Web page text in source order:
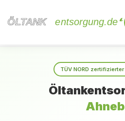
ÖLTANK
ÖLTANK entsorgung.de
TÜV NORD